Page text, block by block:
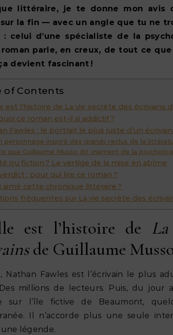
littéraire, je te donne mon avis
la fin — avec un angle que tu ne
: celui d’une spécialiste de la
parle, en creux, de tout ce
devient fascinant !
of Contents
est l’histoire de La vie secrète des écrivains
ce roman est-il si addictif ?
Fawles : le portrait le plus juste d’un
personnage inspiré des grands reclus de la
que Guillaume Musso dit vraiment de la
ou fiction ? Le vertige de la mise en abîme
: pour qui lire ce roman ?
aimé cette chronique littéraire ?
fréquentes sur La vie secrète des
est l’histoire de
de Guillaume
Nathan Fawles est l’écrivain le plus
millions de lecteurs. Puis, du jour
sur l’île fictive de Beaumont,
Il n’accorde plus une seule
légende.